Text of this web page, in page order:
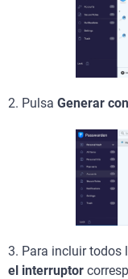
2. Pulsa Generar
3. Para incluir todos
el interruptor